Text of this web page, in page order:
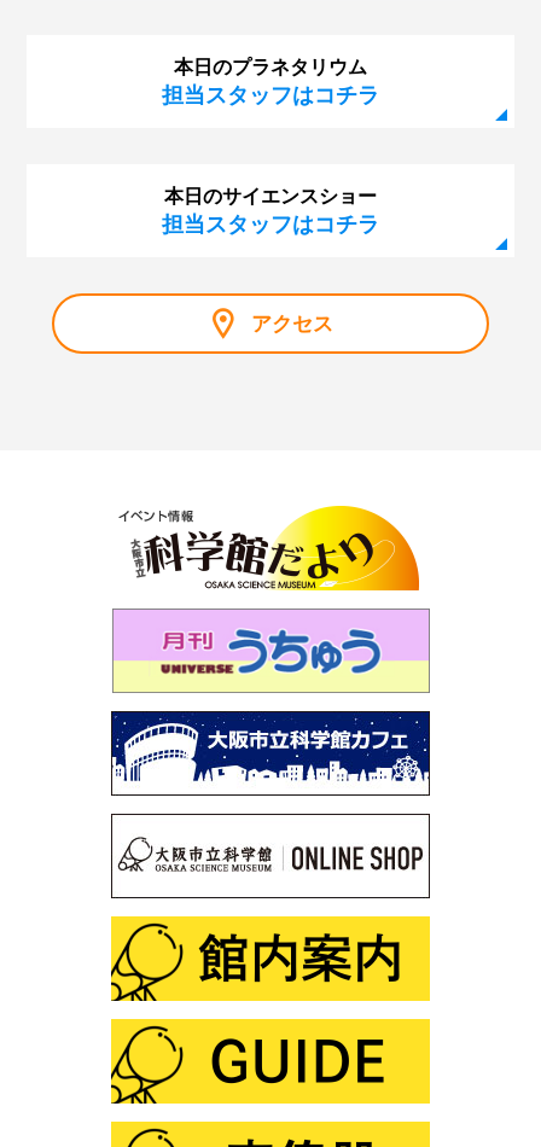
本日のプラネタリウム
担当スタッフはコチラ
本日のサイエンスショー
担当スタッフはコチラ
アクセス